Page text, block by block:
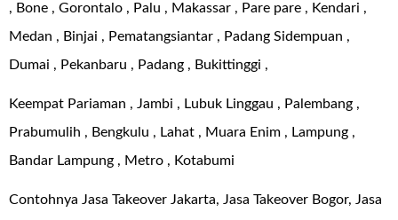
, Bone , Gorontalo , Palu , Makassar , Pare pare , Kendari ,
Medan , Binjai , Pematangsiantar , Padang Sidempuan ,
Dumai , Pekanbaru , Padang , Bukittinggi ,
Keempat Pariaman , Jambi , Lubuk Linggau , Palembang ,
Prabumulih , Bengkulu , Lahat , Muara Enim , Lampung ,
Bandar Lampung , Metro , Kotabumi
Contohnya Jasa Takeover Jakarta, Jasa Takeover Bogor, Jasa